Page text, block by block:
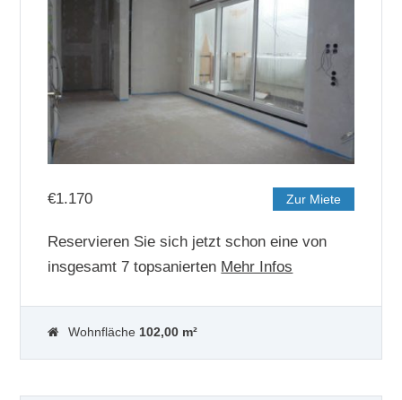
€1.170 Zur Miete
Reservieren Sie sich jetzt schon eine von
insgesamt 7 topsanierten Mehr Infos
Wohnfläche 102,00 m²